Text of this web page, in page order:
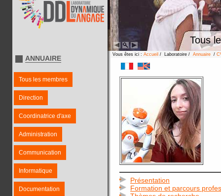
Tous
ANNUAIRE
Tous les membres
Direction
Coordinatrice d'axe
Administration
Communication
Informatique
Documentation
Vous êtes ici : Accueil / Laboratoire / Annuaire /
Présentation
Formation et parcours